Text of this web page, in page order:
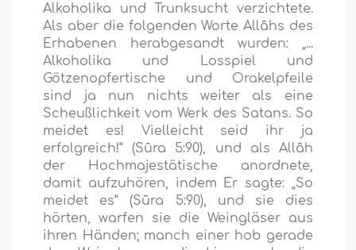
Alkoholika und Trunksucht verzichtete.
Als aber die folgenden Worte Allâhs des
Erhabenen herabgesandt wurden: „...
Alkoholika und Losspiel und
Götzenopfertische und Orakelpfeile
sind ja nun nichts weiter als eine
Scheußlichkeit vom Werk des Satans. So
meidet es! Vielleicht seid ihr ja
erfolgreich!“ (Sûra 5:90), und als Allâh
der Hochmajestätische anordnete,
damit aufzuhören, indem Er sagte: „So
meidet es“ (Sûra 5:90), und sie dies
hörten, warfen sie die Weingläser aus
ihren Händen; manch einer hob gerade